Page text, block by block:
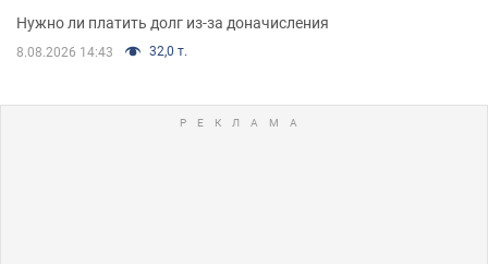
Нужно ли платить долг из-за доначисления
8.08.2026 14:43 32,0 т.